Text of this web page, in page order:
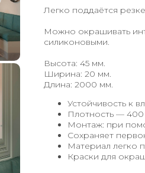
Легко поддаётся
Можно окрашивать
силиконовыми.
Высота: 45 мм.
Ширина: 20 мм.
Длина: 2000 мм.
Устойчивость к
Плотность — 400
Монтаж: при
Сохраняет
Материал легко
Краски для